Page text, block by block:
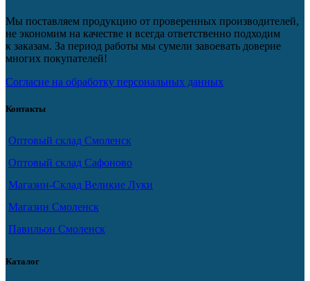
Мы поставляем продукцию от проверенных производителей,
не экономим на качестве и всегда ответственно подходим
к заказам. За период работы мы сумели завоевать доверие
многих покупателей!
Согласие на обработку персональных данных
Контакты
Оптовый склад Смоленск
Оптовый склад Сафоново
Магазин-Склад Великие Луки
Магазин Смоленск
Павильон Смоленск
Каталог